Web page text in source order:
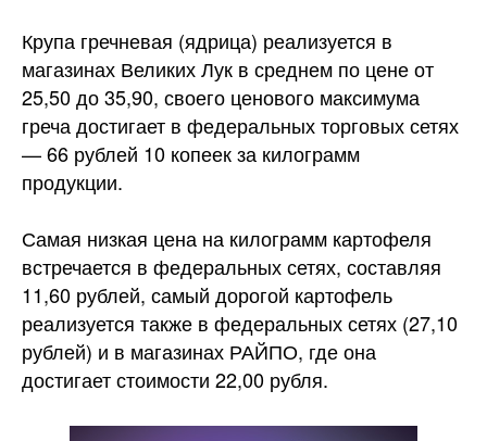
Крупа гречневая (ядрица) реализуется в
магазинах Великих Лук в среднем по цене от
25,50 до 35,90, своего ценового максимума
греча достигает в федеральных торговых сетях
— 66 рублей 10 копеек за килограмм
продукции.
Самая низкая цена на килограмм картофеля
встречается в федеральных сетях, составляя
11,60 рублей, самый дорогой картофель
реализуется также в федеральных сетях (27,10
рублей) и в магазинах РАЙПО, где она
достигает стоимости 22,00 рубля.